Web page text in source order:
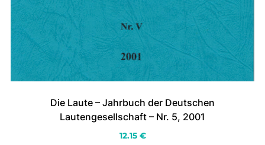
Die Laute – Jahrbuch der Deutschen
Lautengesellschaft – Nr. 5, 2001
12.15 €